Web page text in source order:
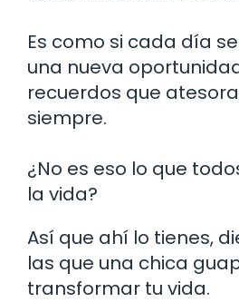
Es como si cada día
una nueva
recuerdos que
siempre.
¿No es eso lo que
la vida?
Así que ahí lo tienes,
las que una chica
transformar tu vida.